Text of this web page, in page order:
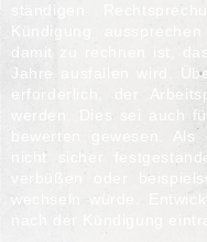
ständigen
Kündigung
damit zu rechnen ist,
Jahre ausfallen wird.
erforderlich, der
werden. Dies sei auch
bewerten gewesen.
nicht sicher
verbüßen oder
wechseln würde.
nach der Kündigung